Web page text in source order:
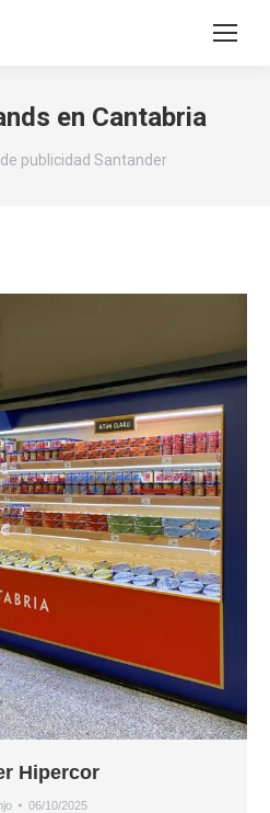
en Cantabria
publicidad Santander
Hipercor
06/10/2025